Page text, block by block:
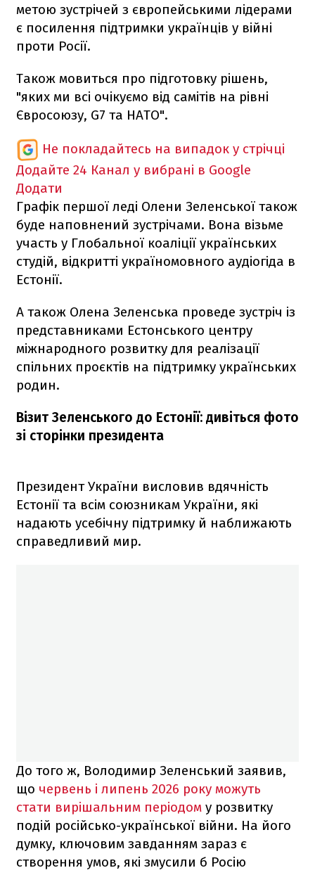
метою зустрічей з європейськими лідерами
є посилення підтримки українців у війні
проти Росії.
Також мовиться про підготовку рішень,
"яких ми всі очікуємо від самітів на рівні
Євросоюзу, G7 та НАТО".
Не покладайтесь на випадок у стрічці
Додайте 24 Канал у вибрані в Google
Додати
Графік першої леді Олени Зеленської також
буде наповнений зустрічами. Вона візьме
участь у Глобальної коаліції українських
студій, відкритті україномовного аудіогіда в
Естонії.
А також Олена Зеленська проведе зустріч із
представниками Естонського центру
міжнародного розвитку для реалізації
спільних проєктів на підтримку українських
родин.
Візит Зеленського до Естонії: дивіться фото
зі сторінки президента
Президент України висловив вдячність
Естонії та всім союзникам України, які
надають усебічну підтримку й наближають
справедливий мир.
До того ж, Володимир Зеленський заявив,
що червень і липень 2026 року можуть
стати вирішальним періодом у розвитку
подій російсько-української війни. На його
думку, ключовим завданням зараз є
створення умов, які змусили б Росію